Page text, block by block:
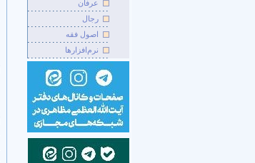
عرفان
رجال
اصول فقه
نرم‌افزارها